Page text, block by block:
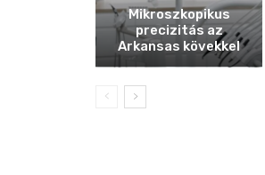
Mikroszkopikus
precizitás az
Arkansas kövekkel